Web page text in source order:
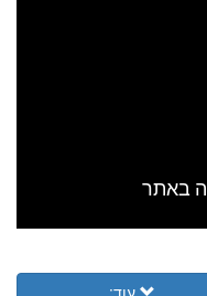
עוד: